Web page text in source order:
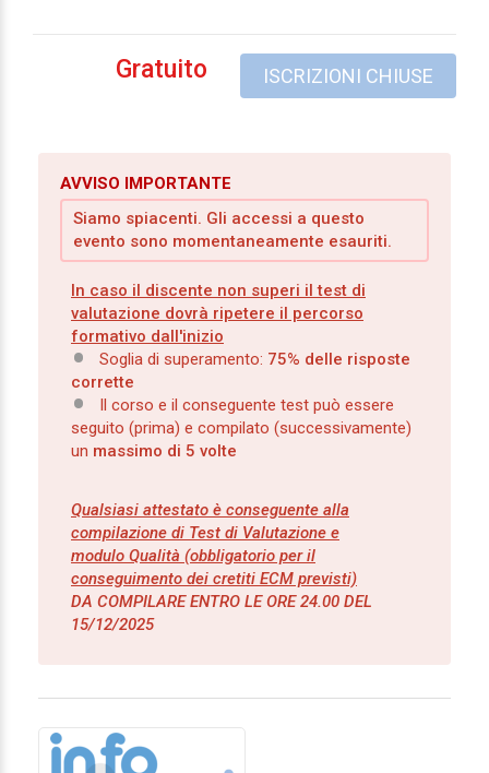
ISCRIZIONI CHIUSE
Gratuito
AVVISO IMPORTANTE
Siamo spiacenti. Gli accessi a questo
evento sono momentaneamente esauriti.
In caso il discente non superi il test di
valutazione dovrà ripetere il percorso
formativo dall'inizio
Soglia di superamento: 75% delle risposte
corrette
Il corso e il conseguente test può essere
seguito (prima) e compilato (successivamente)
un massimo di 5 volte
Qualsiasi attestato è conseguente alla
compilazione di Test di Valutazione e
modulo Qualità (obbligatorio per il
conseguimento dei cretiti ECM previsti)
DA COMPILARE ENTRO LE ORE 24.00 DEL
15/12/2025